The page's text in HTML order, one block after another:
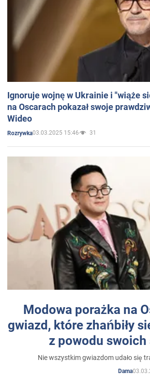
Ignoruje wojnę w Ukrainie i "wiąże
na Oscarach pokazał swoje
Wideo
Rozrywka03.03.2025 15:46 31
Modowa porażka na
gwiazd, które zhańbiły
z powodu
Nie wszystkim gwiazdom udało się
Dama